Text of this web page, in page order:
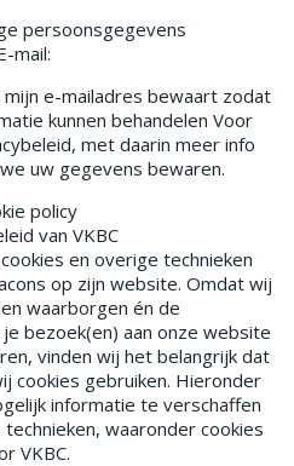
persoonsgegevens
mail:
e-mailadres bewaart zodat
kunnen behandelen Voor
met daarin meer info
uw gegevens bewaren.
policy
van VKBC
en overige technieken
op zijn website. Omdat wij
waarborgen én de
bezoek(en) aan onze website
vinden wij het belangrijk dat
cookies gebruiken. Hieronder
informatie te verschaffen
waaronder cookies
VKBC.